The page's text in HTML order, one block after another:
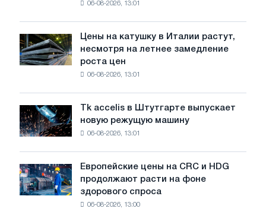
советской
авиации
Великой
Отечественной
войны
06-08-2026, 13:01
Цены
на
катушку
несмотря
на
замедление
роста
цен
Цены на катушку в Италии растут,
несмотря на летнее замедление
роста цен
06-08-2026, 13:01
Tk
accelis
в
новую
режущую
Tk accelis в Штутгарте выпускает
новую режущую машину
06-08-2026, 13:01
Европейские
цены
на
Европейские цены на CRC и HDG
продолжают расти на фоне
здорового спроса
06-08-2026, 13:00